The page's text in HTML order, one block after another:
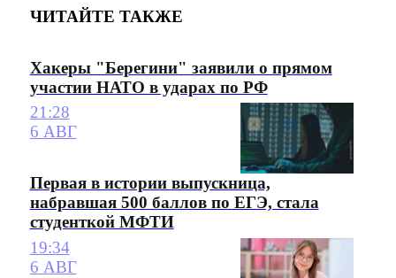
ЧИТАЙТЕ ТАКЖЕ
Хакеры "Берегини" заявили о прямом
участии НАТО в ударах по РФ
21:28
6 АВГ
Первая в истории выпускница,
набравшая 500 баллов по ЕГЭ, стала
студенткой МФТИ
19:34
6 АВГ